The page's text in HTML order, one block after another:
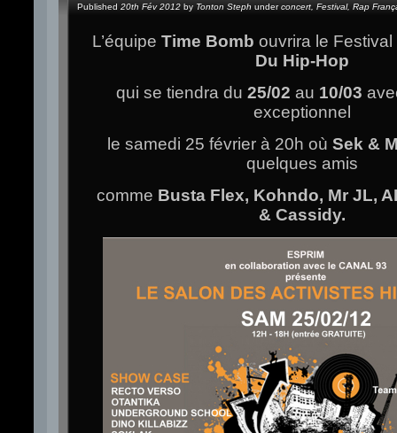
Published 20th Fév 2012 by Tonton Steph underconcert Festival, Rap
L’équipe Time Bomb ouvrira le Festival
Du Hip-Hop
qui se tiendra du 25/02 au 10/03
exceptionnel
le samedi 25 février à 20h où Sek &
quelques amis
comme Busta Flex, Kohndo, Mr JL,
& Cassidy.